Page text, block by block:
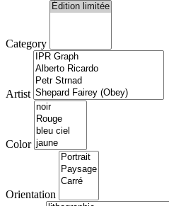
Category
Artist
Color
Orientation